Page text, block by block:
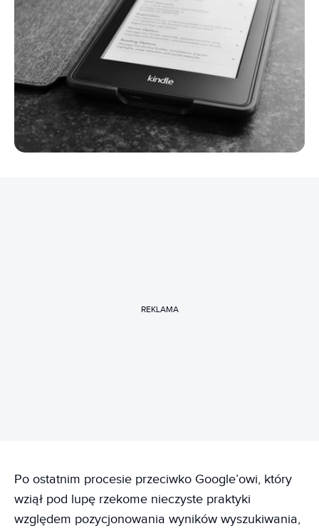
REKLAMA
Po ostatnim procesie przeciwko Google’owi, który
wziął pod lupę rzekome nieczyste praktyki
względem pozycjonowania wyników wyszukiwania,